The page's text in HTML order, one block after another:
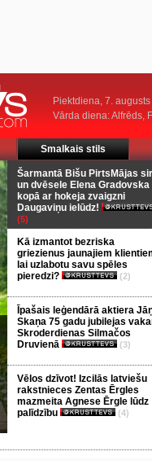
Piektdiena, 7. augusts
Vārda diena: Alfrēds,
Smalkais stils
Šarmantā Bišu PirtsMājas
un dvēsele Elena Gradovska
kopā ar hokeja zvaigzni
Daugaviņu ielūdz!
(5)
Kā izmantot bezriska
griezienus jaunajiem
lai uzlabotu savu spēles
pieredzi?
(2)
Īpašais leģendārā aktiera
Skaņa 75 gadu jubilejas
Skroderdienas Silmačos
Druvienā
(3)
Vēlos dzīvot! Izcilās latviešu
rakstnieces Zentas Ērgles
mazmeita Agnese Ērgle lūdz
palīdzību
(4)